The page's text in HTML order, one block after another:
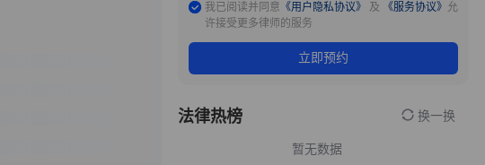
我已阅读并同意 《用户隐私协议》 及 《服务协议》 允
许接受更多律师的服务
立即预约
法律热榜 换一换
暂无数据